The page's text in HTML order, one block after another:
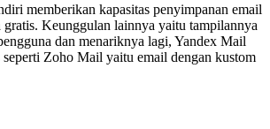
memberikan kapasitas penyimpanan email
gratis. Keunggulan lainnya yaitu tampilannya
dan menariknya lagi, Yandex Mail
Zoho Mail yaitu email dengan kustom